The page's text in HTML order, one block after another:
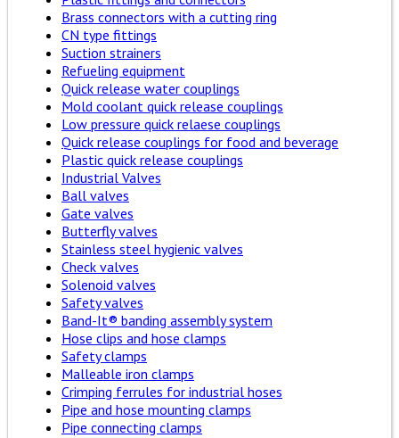
Brass connectors with a cutting ring
CN type fittings
Suction strainers
Refueling equipment
Quick release water couplings
Mold coolant quick release couplings
Low pressure quick relaese couplings
Quick release couplings for food and beverage
Plastic quick release couplings
Industrial Valves
Ball valves
Gate valves
Butterfly valves
Stainless steel hygienic valves
Check valves
Solenoid valves
Safety valves
Band-It® banding assembly system
Hose clips and hose clamps
Safety clamps
Malleable iron clamps
Crimping ferrules for industrial hoses
Pipe and hose mounting clamps
Pipe connecting clamps